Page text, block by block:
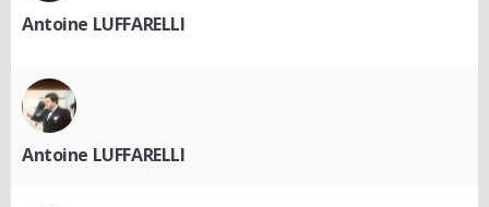
Antoine LUFFARELLI
Antoine LUFFARELLI